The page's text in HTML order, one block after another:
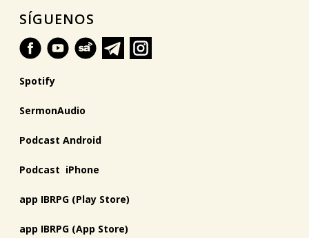
SÍGUENOS
Spotify
SermonAudio
Podcast Android
Podcast iPhone
app IBRPG (Play Store)
app IBRPG (App Store)